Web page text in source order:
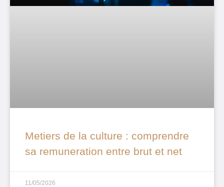
Metiers de la culture : comprendre
sa remuneration entre brut et net
11/05/2026